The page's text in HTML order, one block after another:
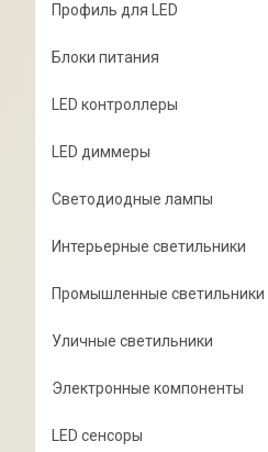
Профиль для LED
Блоки питания
LED контроллеры
LED диммеры
Светодиодные лампы
Интерьерные светильники
Промышленные светильники
Уличные светильники
Электронные компоненты
LED сенсоры